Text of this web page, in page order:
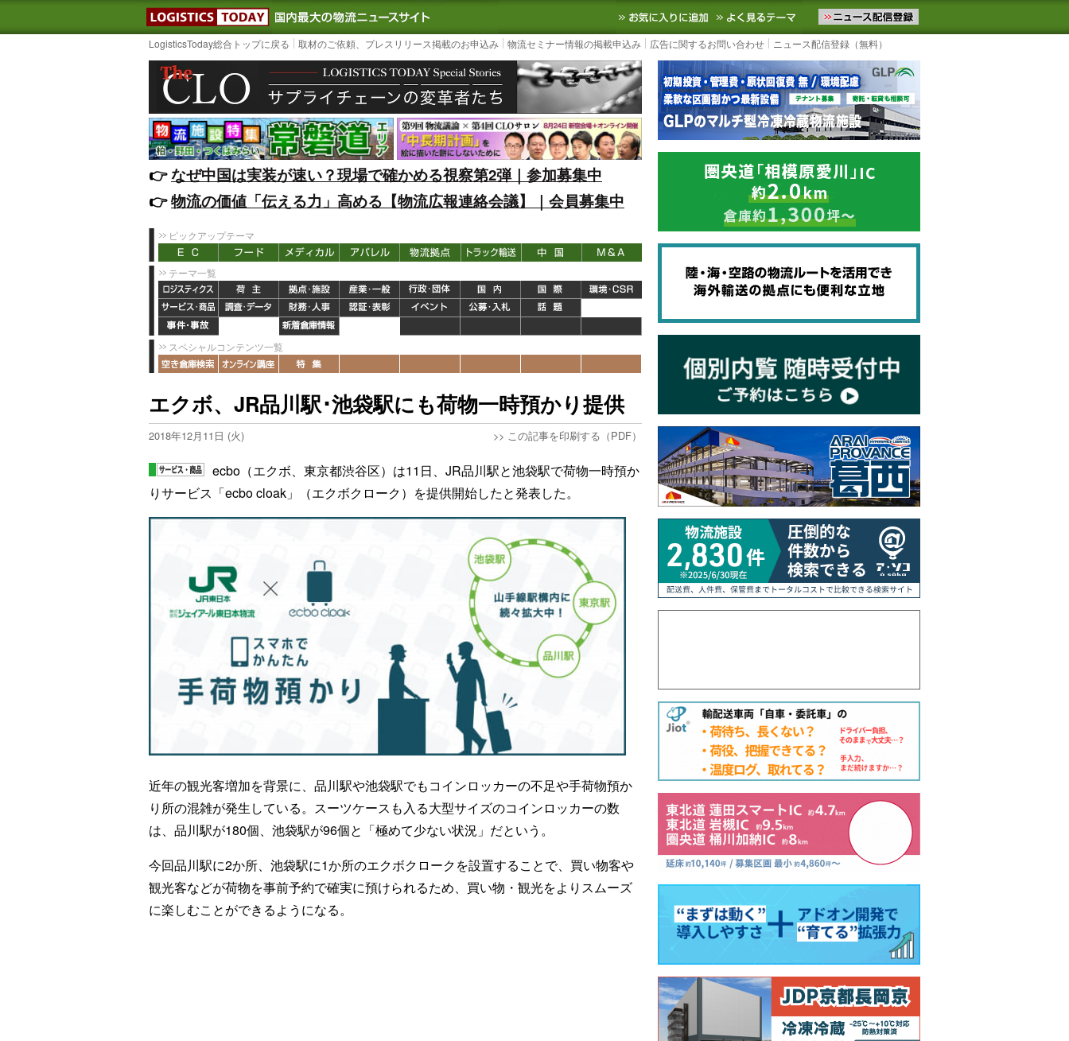
LOGISTICS TODAY｜国内最大の物流ニュースサイト3PL, SCMなど国内外の最新の物流ニュースをお届けします。物流ニュースメール配信を登録す
お気に入りに追加 よく見るテーマ
LogisticsToday総合トップに戻る 取材のご依頼、プレスリリース掲載のお申込み 物流セミナー情報の掲載申込み 広告に関するお問い合わせ ニュース配信登録（無料）
👉️なぜ中国は実装が速い？現場で確かめる視察第2弾｜参加募集中
👉️物流の価値「伝える力」高める【物流広報連絡会議】｜会員募集中
ピックアップテーマ
テーマ一覧
スペシャルコンテンツ一覧
エクボ、JR品川駅･池袋駅にも荷物一時預かり提供
2018年12月11日 (火) >> この記事を印刷する（PDF）
ecbo（エクボ、東京都渋谷区）は11日、JR品川駅と池袋駅で荷物一時預か
りサービス「ecbo cloak」（エクボクローク）を提供開始したと発表した。
近年の観光客増加を背景に、品川駅や池袋駅でもコインロッカーの不足や手荷物預か
り所の混雑が発生している。スーツケースも入る大型サイズのコインロッカーの数
は、品川駅が180個、池袋駅が96個と「極めて少ない状況」だという。
今回品川駅に2か所、池袋駅に1か所のエクボクロークを設置することで、買い物客や
観光客などが荷物を事前予約で確実に預けられるため、買い物・観光をよりスムーズ
に楽しむことができるようになる。